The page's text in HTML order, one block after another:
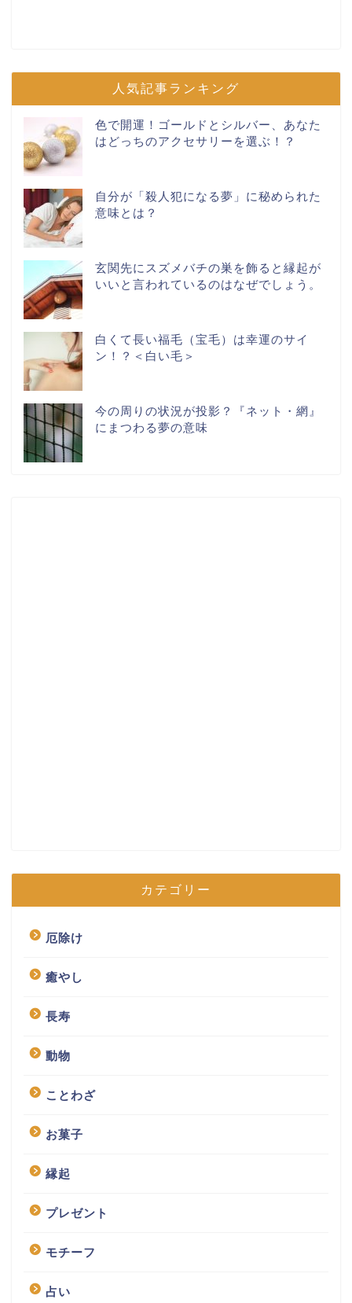
人気記事ランキング
色で開運！ゴールドとシルバー、あなた
はどっちのアクセサリーを選ぶ！？
自分が「殺人犯になる夢」に秘められた
意味とは？
玄関先にスズメバチの巣を飾ると縁起が
いいと言われているのはなぜでしょう。
白くて長い福毛（宝毛）は幸運のサイ
ン！？＜白い毛＞
今の周りの状況が投影？『ネット・網』
にまつわる夢の意味
カテゴリー
厄除け
癒やし
長寿
動物
ことわざ
お菓子
縁起
プレゼント
モチーフ
占い